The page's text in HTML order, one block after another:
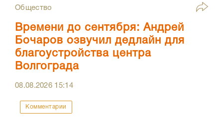
Общество
Времени до сентября: Андрей
Бочаров озвучил дедлайн для
благоустройства центра
Волгограда
08.08.2026 15:14
Комментарии